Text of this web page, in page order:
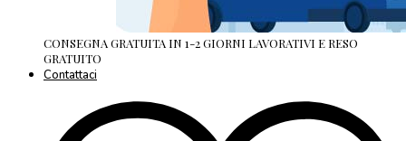
CONSEGNA GRATUITA IN 1-2 GIORNI LAVORATIVI E RESO
GRATUITO
Contattaci